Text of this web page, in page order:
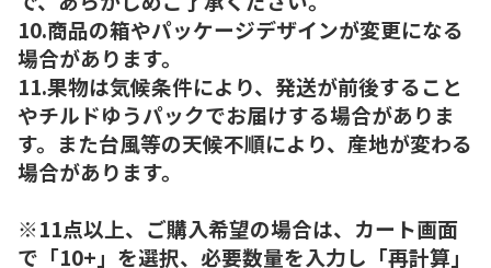
10.商品の箱やパッケージデザインが変更になる
場合があります。
11.果物は気候条件により、発送が前後すること
やチルドゆうパックでお届けする場合がありま
す。また台風等の天候不順により、産地が変わる
場合があります。
※11点以上、ご購入希望の場合は、カート画面
で「10+」を選択、必要数量を入力し「再計算」